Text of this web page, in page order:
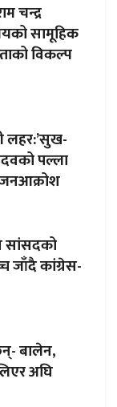
चन्द्र
सामूहिक
विकल्प
लहर:’सुख-
पल्ला
जनआक्रोश
सांसदको
जाँदै कांग्रेस-
बालेन,
अघि